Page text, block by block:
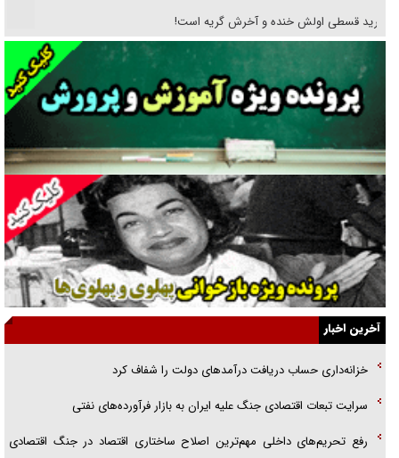
خرید قسطی اولش خنده و آخرش گریه است!
فوتبال و آن «بالا»!
راهبرد غافلگیری با نسل جدید پهپاد‌ها
جنجال پزشکان تقلبی در صنعت زیبایی
یهودی‌ها در ادبیات داستانی اروپا؛ از شکسپیر تا دیکنز
گفت‌وگو با خواهر یکی از شهدای جنگ رمضان/ خواهرم فرمانده جهادی و
اهل خدمت بی‌منت بود
جزئیات شکنجه‌هایم فراتر از آن است که در بیان بگنجد!
پلیس
آخرین اخبار
خزانه‌داری حساب دریافت درآمد‌های دولت را شفاف کرد
سرایت تبعات اقتصادی جنگ علیه ایران به بازار فرآورده‌های نفتی
رفع تحریم‌های داخلی مهم‌ترین اصلاح ساختاری اقتصاد در جنگ اقتصادی